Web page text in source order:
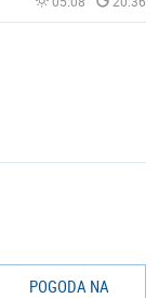
POGODA NA